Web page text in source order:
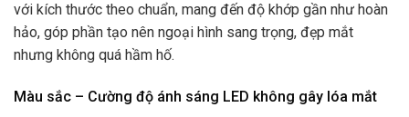
với kích thước theo chuẩn, mang đến độ khớp gần như hoàn
hảo, góp phần tạo nên ngoại hình sang trọng, đẹp mắt
nhưng không quá hầm hố.
Màu sắc – Cường độ ánh sáng LED không gây lóa mắt